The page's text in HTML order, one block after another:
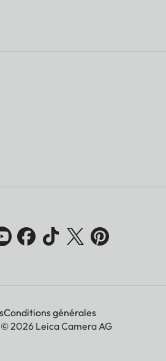
Conditions générales
2026 Leica Camera AG